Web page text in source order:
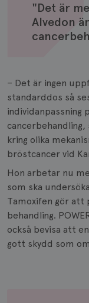
"Det är
Alvedon
– Det är ingen
standarddos så
individanpassning
kring olika
bröstcancer vid
Hon arbetar nu
som ska
Tamoxifen gör att
behandling.
också bevisa att
gott skydd som